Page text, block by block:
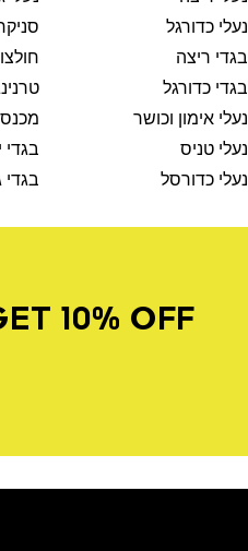
נעלי כדורגל
בגדי ריצה
בגדי כדורגל
נעלי אימון וכושר
נעלי טניס בגדי
נעלי כדורסל בגדי
10% OFF